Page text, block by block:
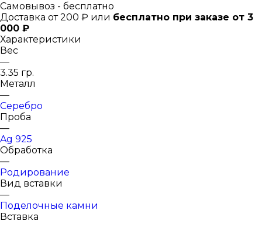
Самовывоз - бесплатно
Доставка от 200 ₽ или бесплатно при заказе от 3
000 ₽
Характеристики
Вес
—
3.35 гр.
Металл
—
Серебро
Проба
—
Ag 925
Обработка
—
Родирование
Вид вставки
—
Поделочные камни
Вставка